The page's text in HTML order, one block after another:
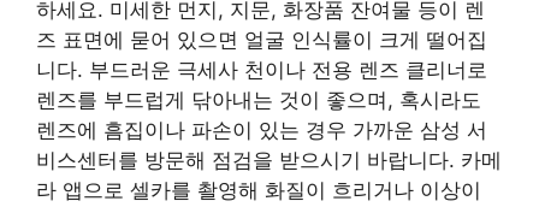
하세요. 미세한 먼지, 지문, 화장품 잔여물 등이 렌
즈 표면에 묻어 있으면 얼굴 인식률이 크게 떨어집
니다. 부드러운 극세사 천이나 전용 렌즈 클리너로
렌즈를 부드럽게 닦아내는 것이 좋으며, 혹시라도
렌즈에 흠집이나 파손이 있는 경우 가까운 삼성 서
비스센터를 방문해 점검을 받으시기 바랍니다. 카메
라 앱으로 셀카를 촬영해 화질이 흐리거나 이상이